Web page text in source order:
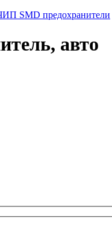
SMD предохранители
авто